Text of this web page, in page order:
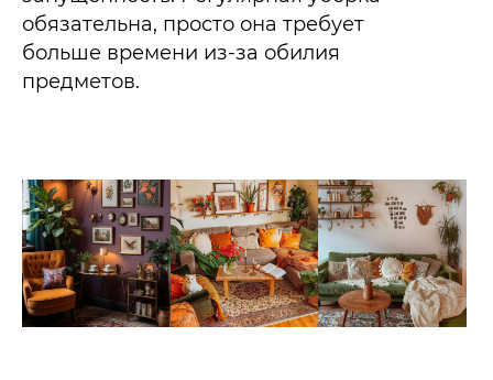
обязательна, просто она требует
больше времени из-за обилия
предметов.​